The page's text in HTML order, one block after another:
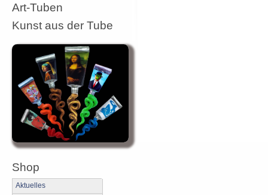
Art-Tuben
Kunst aus der Tube
Shop
Aktuelles